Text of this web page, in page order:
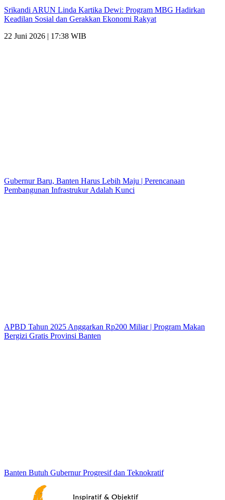
Srikandi ARUN Linda Kartika Dewi: Program MBG Hadirkan
Keadilan Sosial dan Gerakkan Ekonomi Rakyat
22 Juni 2026 | 17:38 WIB
Gubernur Baru, Banten Harus Lebih Maju | Perencanaan
Pembangunan Infrastrukur Adalah Kunci
APBD Tahun 2025 Anggarkan Rp200 Miliar | Program Makan
Bergizi Gratis Provinsi Banten
Banten Butuh Gubernur Progresif dan Teknokratif